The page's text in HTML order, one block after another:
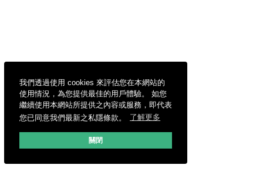
我們透過使用 cookies 來評估您在本網站的
使用情況，為您提供最佳的用戶體驗。 如您
繼續使用本網站所提供之內容或服務，即代表
您已同意我們最新之私隱條款。
了解更多
關閉